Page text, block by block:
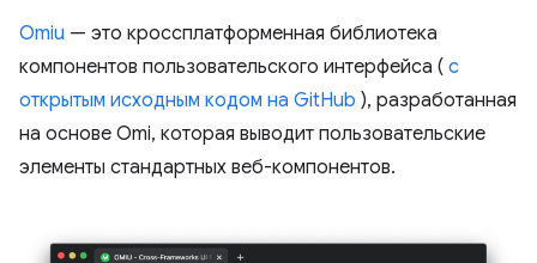
Omiu — это кроссплатформенная библиотека
компонентов пользовательского интерфейса ( с
открытым исходным кодом на GitHub ), разработанная
на основе Omi, которая выводит пользовательские
элементы стандартных веб-компонентов.